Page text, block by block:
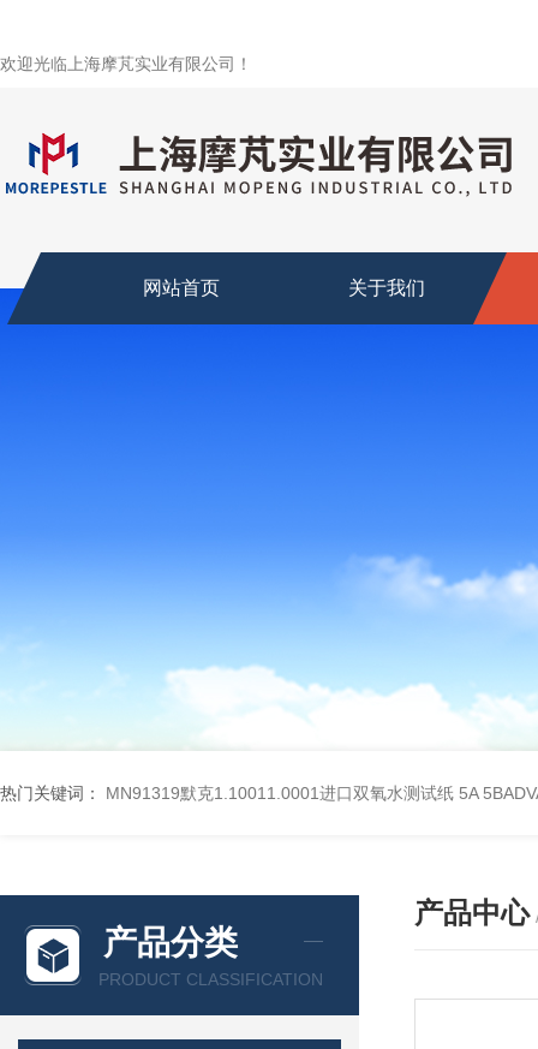
欢迎光临上海摩芃实业有限公司！
网站首页 关于我们
热门关键词： MN91319默克1.10011.0001进口双氧水测试纸 5A
产品分类
PRODUCT CLASSIFICATION
产品中心